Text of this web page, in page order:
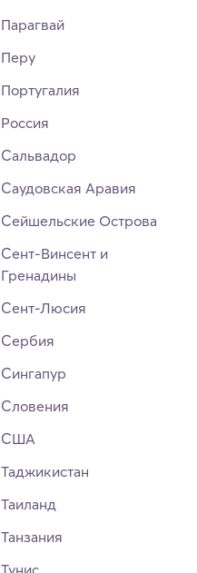
Парагвай
Перу
Португалия
Россия
Сальвадор
Саудовская Аравия
Сейшельские Острова
Сент-Винсент и
Гренадины
Сент-Люсия
Сербия
Сингапур
Словения
США
Таджикистан
Таиланд
Танзания